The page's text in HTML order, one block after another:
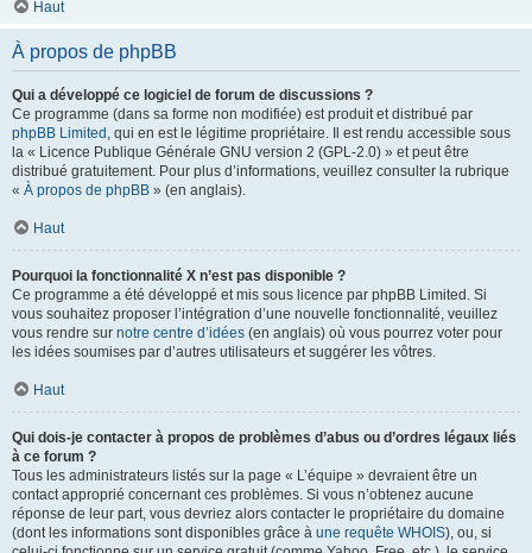
Haut
À propos de phpBB
Qui a développé ce logiciel de forum de discussions ?
Ce programme (dans sa forme non modifiée) est produit et distribué par
phpBB Limited , qui en est le légitime propriétaire. Il est rendu accessible sous
la « Licence Publique Générale GNU version 2 (GPL-2.0) » et peut être
distribué gratuitement. Pour plus d’informations, veuillez consulter la rubrique
« À propos de phpBB » (en anglais).
Haut
Pourquoi la fonctionnalité X n’est pas disponible ?
Ce programme a été développé et mis sous licence par phpBB Limited. Si
vous souhaitez proposer l’intégration d’une nouvelle fonctionnalité, veuillez
vous rendre sur notre centre d’idées (en anglais) où vous pourrez voter pour
les idées soumises par d’autres utilisateurs et suggérer les vôtres.
Haut
Qui dois-je contacter à propos de problèmes d’abus ou d’ordres légaux liés
à ce forum ?
Tous les administrateurs listés sur la page « L’équipe » devraient être un
contact approprié concernant ces problèmes. Si vous n’obtenez aucune
réponse de leur part, vous devriez alors contacter le propriétaire du domaine
(dont les informations sont disponibles grâce à une requête WHOIS), ou, si